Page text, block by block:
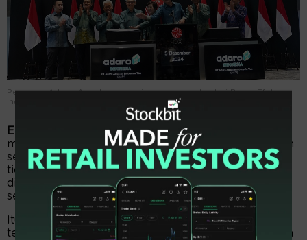
Pengurus Adaro Andalan menerima tanda mata dari Bursa Efek
Indonesia. FOTO - ISTIMEWA
EmitenNews.com - Adaro Andalan (AADI)
merancang pembelian kembali atau buyback saham
senilai Rp4 triliun. Jumlah nominal seluruh buyback
tidak melebihi 10 persen dari jumlah modal
ditempatkan. Buyback digelar paling lama 12 bulan
sejak 23 Mei 2025.
Itu setelah emiten batu bara asuhan Boy Thohir
tersebut mendapat restu investor. Izin buyback akan